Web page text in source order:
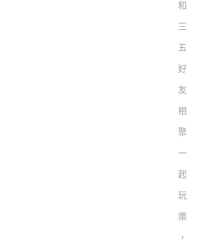
和
三
五
好
友
相
聚
一
起
玩
樂
，